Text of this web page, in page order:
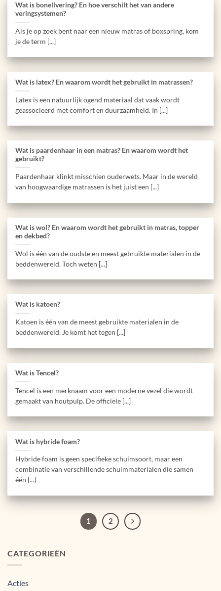
Wat is bonellvering? En hoe verschilt het van andere
veringsystemen?
Als je op zoek bent naar een nieuw matras of boxspring, kom
je de term [...]
Wat is latex? En waarom wordt het gebruikt in matrassen?
Latex is een natuurlijk ogend materiaal dat vaak wordt
geassocieerd met comfort en duurzaamheid. In [...]
Wat is paardenhaar in een matras? En waarom wordt het
gebruikt?
Paardenhaar klinkt misschien ouderwets. Maar in de wereld
van hoogwaardige matrassen is het juist een [...]
Wat is wol? En waarom wordt het gebruikt in matras, topper
en dekbed?
Wol is één van de oudste en meest gebruikte materialen in de
beddenwereld. Toch weten [...]
Wat is katoen?
Katoen is één van de meest gebruikte materialen in de
beddenwereld. Je komt het tegen [...]
Wat is Tencel?
Tencel is een merknaam voor een moderne vezel die wordt
gemaakt van houtpulp. De officiële [...]
Wat is hybride foam?
Hybride foam is geen specifieke schuimsoort, maar een
combinatie van verschillende schuimmaterialen die samen
één [...]
1 2
CATEGORIEËN
Acties